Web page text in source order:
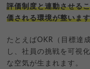
評価制度と連動させる
価される環境が整います
たとえばOKR（目標達
し、社員の挑戦を可視
な空気が生まれます。